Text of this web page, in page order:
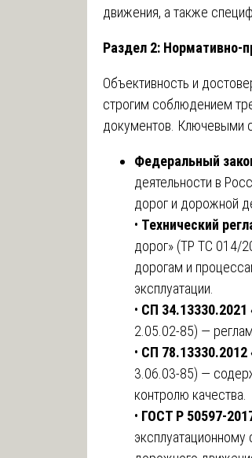
движения, а также
Раздел 2: Нормативно-
Объективность и
строгим соблюдением
документов. Ключевыми
Федеральный
деятельности в
дорог и дорожной
• Технический
дорог» (ТР ТС 014/
дорогам и
эксплуатации.
• СП
2.05.02-85) —
• СП
3.06.03-85) —
контролю качества.
• ГОСТ Р 50597-